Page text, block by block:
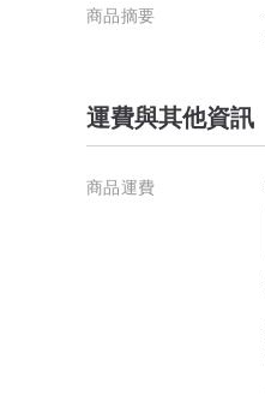
商品摘要
運費與其他資訊
商品運費